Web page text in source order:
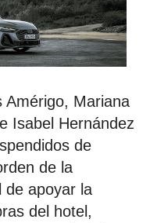
Amérigo, Mariana
Isabel Hernández
de
de la
de apoyar la
del hotel,